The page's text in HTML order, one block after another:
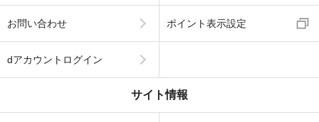
お問い合わせ ポイント表示設定
dアカウントログイン
サイト情報